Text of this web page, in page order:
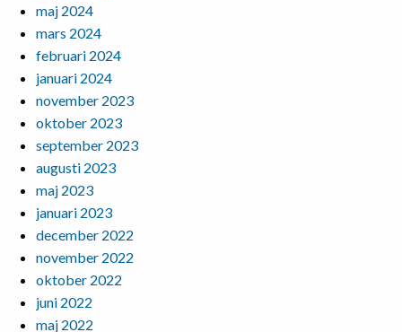
maj 2024
mars 2024
februari 2024
januari 2024
november 2023
oktober 2023
september 2023
augusti 2023
maj 2023
januari 2023
december 2022
november 2022
oktober 2022
juni 2022
maj 2022